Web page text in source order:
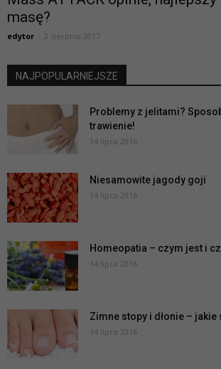
masę?
edytor 2 sierpnia 2017
NAJPOPULARNIEJSZE
Problemy z jelitami?
trawienie!
14 lipca 2016
Niesamowite jagody goji
14 lipca 2016
Homeopatia – czym jest i
14 lipca 2016
Zimne stopy i dłonie –
14 lipca 2016